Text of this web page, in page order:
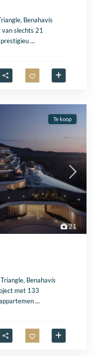
Benahavís
slechts 21
prestigieu...
21
Te koop
Benahavís
met 133
...